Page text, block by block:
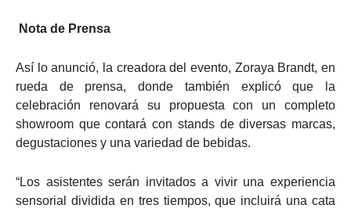
Nota de Prensa
Así lo anunció, la creadora del evento, Zoraya Brandt, en
rueda de prensa, donde también explicó que la
celebración renovará su propuesta con un completo
showroom que contará con stands de diversas marcas,
degustaciones y una variedad de bebidas.
“Los asistentes serán invitados a vivir una experiencia
sensorial dividida en tres tiempos, que incluirá una cata